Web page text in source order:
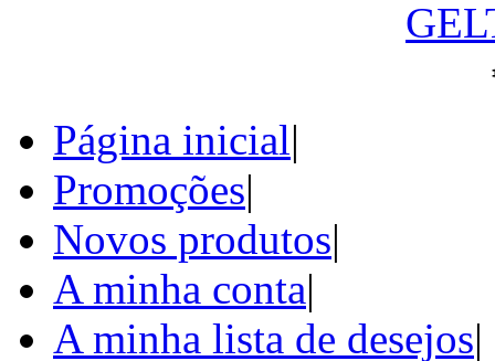
Página inicial|
Promoções|
Novos produtos|
A minha conta|
A minha lista de desejos|